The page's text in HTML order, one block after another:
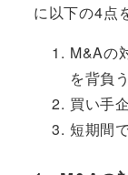
に以下の4点
M&Aの
を背負
買い手
短期間